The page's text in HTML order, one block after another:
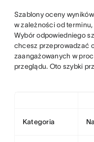
Szablony oceny
w zależności od
Wybór odpowiedniego
chcesz przeprowadzać
zaangażowanych w
przeglądu. Oto szybki
Kategoria